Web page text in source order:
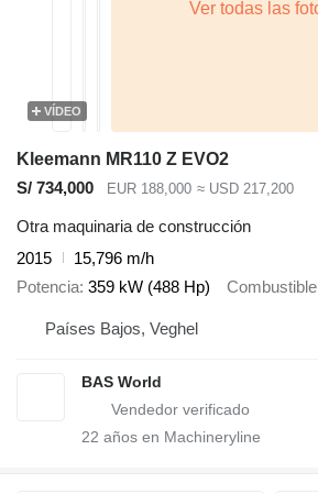
VÍDEO
Kleemann MR110 Z EVO2
S/ 734,000
EUR 188,000 ≈ USD 217,200
Otra maquinaria de construcción
2015
15,796 m/h
Potencia 359 kW (488 Hp) Combustible
Países Bajos, Veghel
BAS World
22 años en Machineryline